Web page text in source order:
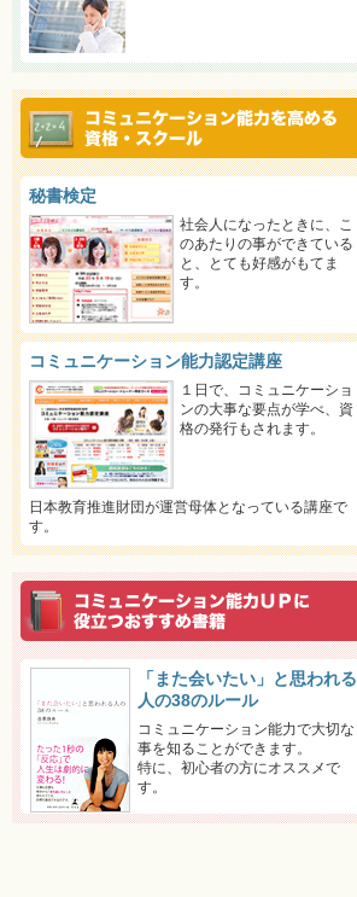
秘書検定
社会人になったときに、こ
のあたりの事ができている
と、とても好感がもてま
す。
コミュニケーション能力認定講座
１日で、コミュニケーショ
ンの大事な要点が学べ、資
格の発行もされます。
日本教育推進財団が運営母体となっている講座で
す。
「また会いたい」と思われる
人の38のルール
コミュニケーション能力で大切な
事を知ることができます。
特に、初心者の方にオススメで
す。